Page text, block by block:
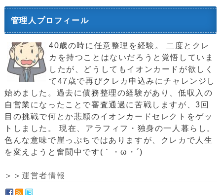
管理人プロフィール
40歳の時に任意整理を経験。 二度とクレ
カを持つことはないだろうと覚悟していま
したが、どうしてもイオンカードが欲しく
て47歳で再びクレカ申込みにチャレンジし
始めました。過去に債務整理の経験があり、低収入の
自営業になったことで審査通過に苦戦しますが、3回
目の挑戦で何とか悲願のイオンカードセレクトをゲッ
トしました。 現在、アラフィフ・独身の一人暮らし。
色んな意味で崖っぷちではありますが、クレカで人生
を変えようと奮闘中です(｀・ω・´)ゞ
＞＞運営者情報